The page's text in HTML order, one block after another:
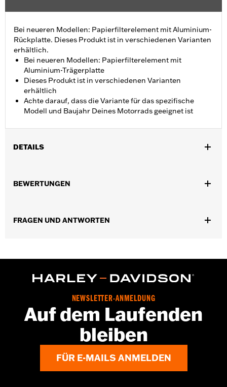
Bei neueren Modellen: Papierfilterelement mit Aluminium-
Rückplatte. Dieses Produkt ist in verschiedenen Varianten
erhältlich.
Bei neueren Modellen: Papierfilterelement mit
Aluminium-Trägerplatte
Dieses Produkt ist in verschiedenen Varianten
erhältlich
Achte darauf, dass die Variante für das spezifische
Modell und Baujahr Deines Motorrads geeignet ist
DETAILS
In Einheiten erhältlich:
BEWERTUNGEN
FRAGEN UND ANTWORTEN
NEWSLETTER-ANMELDUNG
Auf dem Laufenden
bleiben
FÜR E-MAILS ANMELDEN